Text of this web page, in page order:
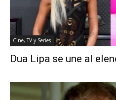
Cine, TV y Series
Dua Lipa se une al